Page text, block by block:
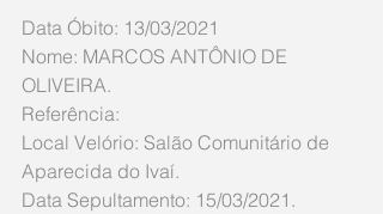
Data Óbito: 13/03/2021
Nome: MARCOS ANTÔNIO DE
OLIVEIRA.
Referência:
Local Velório: Salão Comunitário de
Aparecida do Ivaí.
Data Sepultamento: 15/03/2021.